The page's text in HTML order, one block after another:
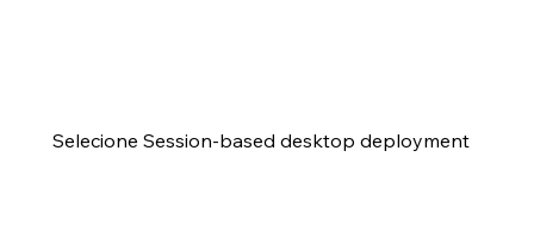
Selecione Session-based desktop deployment